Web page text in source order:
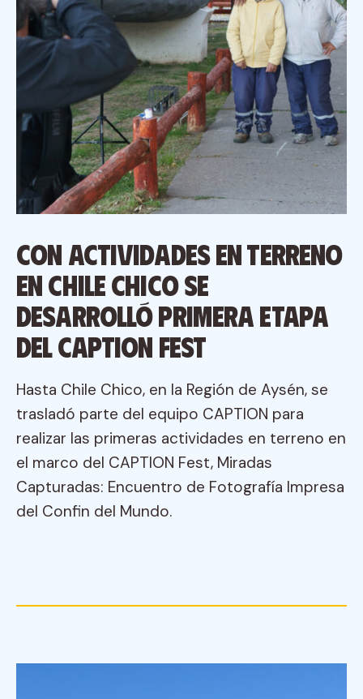
Con actividades en terreno
en Chile Chico se
desarrolló primera etapa
del CAPTION Fest
Hasta Chile Chico, en la Región de Aysén, se
trasladó parte del equipo CAPTION para
realizar las primeras actividades en terreno en
el marco del CAPTION Fest, Miradas
Capturadas: Encuentro de Fotografía Impresa
del Confin del Mundo.